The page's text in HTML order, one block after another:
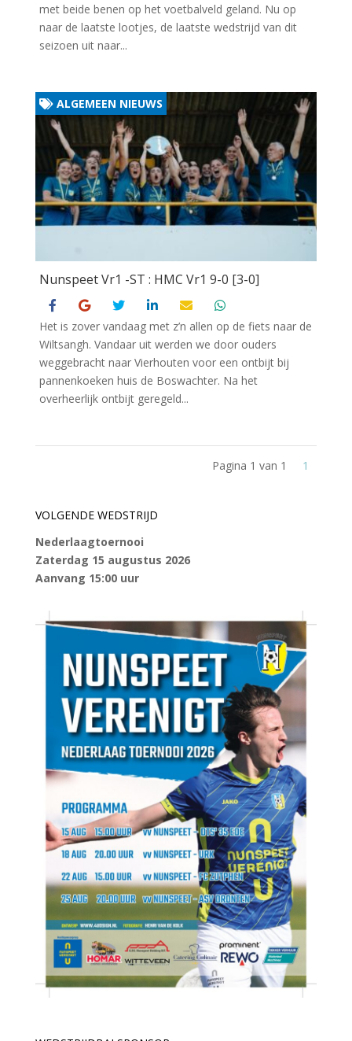
met beide benen op het voetbalveld geland. Nu op
naar de laatste lootjes, de laatste wedstrijd van dit
seizoen uit naar...
Nunspeet Vr1 -ST : HMC Vr1 9-0 [3-0]
ALGEMEEN NIEUWS
Het is zover vandaag met z’n allen op de fiets naar de
Wiltsangh. Vandaar uit werden we door ouders
weggebracht naar Vierhouten voor een ontbijt bij
pannenkoeken huis de Boswachter. Na het
overheerlijk ontbijt geregeld...
Pagina 1 van 1 1
VOLGENDE WEDSTRIJD
Nederlaagtoernooi
Zaterdag 15 augustus 2026
Aanvang 15:00 uur